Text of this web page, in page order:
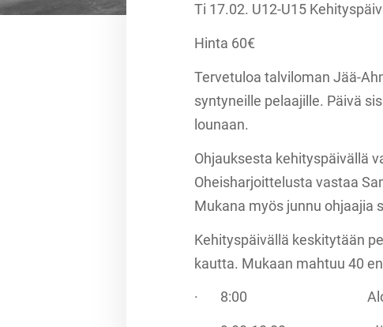
Ti 17.02. U12-U15
Hinta 60€
Tervetuloa talviloman Jää-
syntyneille pelaajille. Päivä
lounaan.
Ohjauksesta kehityspäivällä
Oheisharjoittelusta vastaa
Mukana myös junnu ohjaajia
Kehityspäivällä keskitytään
kautta. Mukaan mahtuu 40
· 8:00 Aloitus, (leirin